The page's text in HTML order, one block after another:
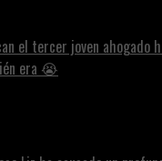
el tercer joven ahogado
era 😭